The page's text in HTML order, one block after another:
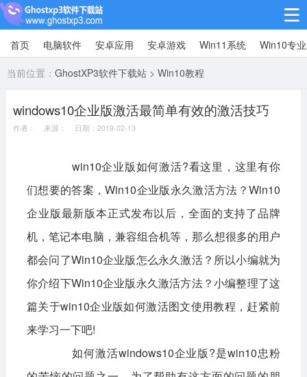
Win10专业版
Win10纯净版
Win11系统
休闲益智 赛车竞速 冒险解谜
动作射击 经营策略 体育竞技
角色扮演 棋牌桌游
安卓应用
影音播放
主题美化 新闻阅读 摄影图像
首页 电脑软件 安卓应用 安卓游戏 Win11系统 Win10专
当前位置： GhostXP3软件下载站 > Win10教程
windows10企业版激活最简单有效的激活技巧
作者： 来源： 日期：2019-02-13
win10企业版如何激活?看这里，这里有你
们想要的答案，Win10企业版永久激活方法？Win10
企业版最新版本正式发布以后，全面的支持了品牌
机，笔记本电脑，兼容组合机等，那么想很多的用户
都会问了Win10企业版怎么永久激活？所以小编就为
你介绍下Win10企业版永久激活方法？小编整理了这
篇关于win10企业版如何激活图文使用教程，赶紧前
来学习一下吧!
如何激活windows10企业版?是win10忠粉